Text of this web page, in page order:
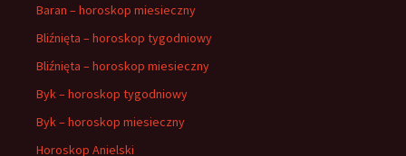
Baran – horoskop miesieczny
Bliźnięta – horoskop tygodniowy
Bliźnięta – horoskop miesieczny
Byk – horoskop tygodniowy
Byk – horoskop miesieczny
Horoskop Anielski